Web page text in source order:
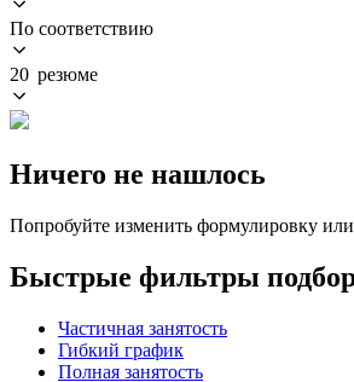
По соответствию
20 резюме
Ничего не нашлось
Попробуйте изменить формулировку
Быстрые фильтры
Частичная занятость
Гибкий график
Полная занятость